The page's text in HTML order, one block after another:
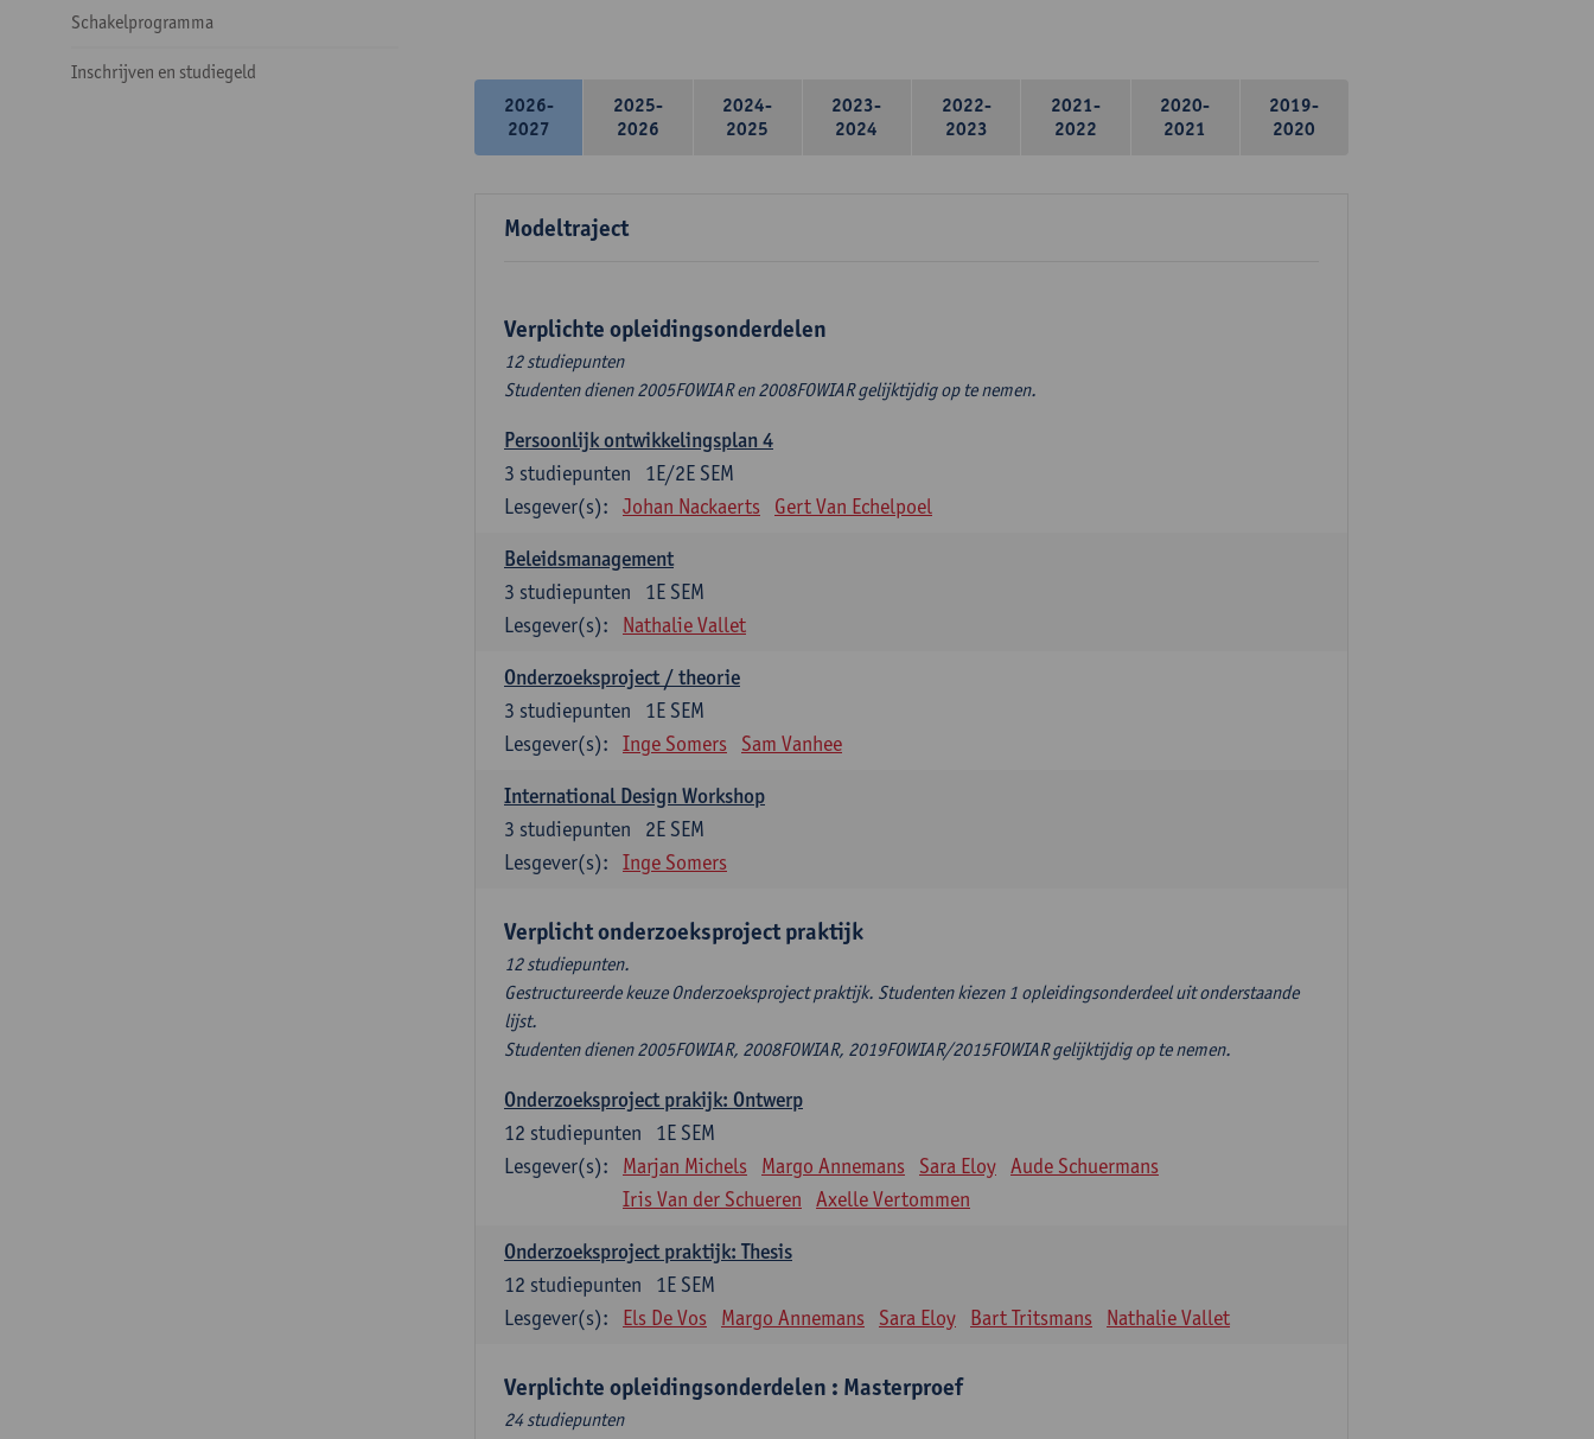
Schakelprogramma
Inschrijven en studiegeld
2026-
2027
2025-
2026
2024-
2025
2023-
2024
2022-
2023
2021-
2022
2020-
2021
2019-
2020
Modeltraject
Verplichte opleidingsonderdelen
12 studiepunten
Studenten dienen 2005FOWIAR en 2008FOWIAR gelijktijdig op te nemen.
Persoonlijk ontwikkelingsplan 4
1E/2E SEM
3 studiepunten
Lesgever(s):
Johan Nackaerts Gert Van Echelpoel
Beleidsmanagement
1E SEM
3 studiepunten
Lesgever(s):
Nathalie Vallet
Onderzoeksproject / theorie
1E SEM
3 studiepunten
Lesgever(s):
Inge Somers Sam Vanhee
International Design Workshop
2E SEM
3 studiepunten
Lesgever(s):
Inge Somers
Verplicht onderzoeksproject praktijk
12 studiepunten.
Gestructureerde keuze Onderzoeksproject praktijk. Studenten kiezen 1 opleidingsonderdeel uit onderstaande
lijst.
Studenten dienen 2005FOWIAR, 2008FOWIAR, 2019FOWIAR/2015FOWIAR gelijktijdig op te nemen.
Onderzoeksproject prakijk: Ontwerp
1E SEM
12 studiepunten
Lesgever(s):
Marjan Michels Margo Annemans Sara Eloy Aude Schuermans
Iris Van der Schueren
Axelle Vertommen
Onderzoeksproject praktijk: Thesis
1E SEM
12 studiepunten
Lesgever(s):
Els De Vos Margo Annemans Sara Eloy Bart Tritsmans Nathalie Vallet
Verplichte opleidingsonderdelen : Masterproef
24 studiepunten